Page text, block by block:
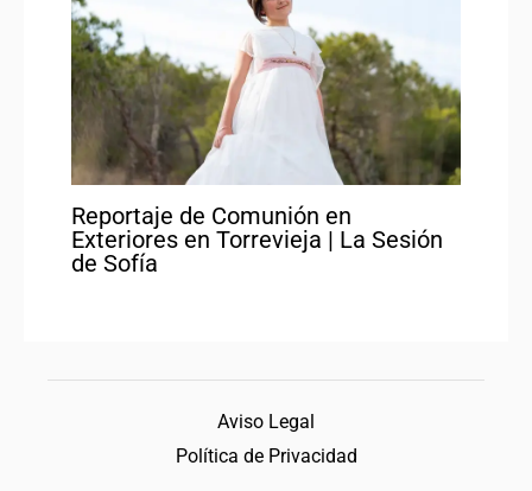
Reportaje de Comunión en
Exteriores en Torrevieja | La Sesión
de Sofía
Aviso Legal
Política de Privacidad